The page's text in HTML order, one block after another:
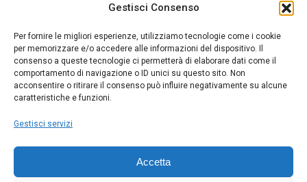
Gestisci Consenso
Per fornire le migliori esperienze, utilizziamo tecnologie come i cookie
per memorizzare e/o accedere alle informazioni del dispositivo. Il
consenso a queste tecnologie ci permetterà di elaborare dati come il
comportamento di navigazione o ID unici su questo sito. Non
acconsentire o ritirare il consenso può influire negativamente su alcune
caratteristiche e funzioni.
Gestisci servizi
Accetta
La Società ha nominato il Responsabile della Protezione dei Dati Personali (DPO), figura specializzata che vigila sulle modalità adottate dalla
nostra Società per tutelare i Suoi dati personali.